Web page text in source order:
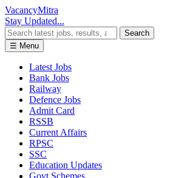
VacancyMitra
Stay Updated...
Search
☰ Menu
Latest Jobs
Bank Jobs
Railway
Defence Jobs
Admit Card
RSSB
Current Affairs
RPSC
SSC
Education Updates
Govt Schemes